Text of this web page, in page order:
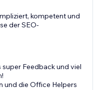
kompetent und
der SEO-
super Feedback und viel
und die Office Helpers